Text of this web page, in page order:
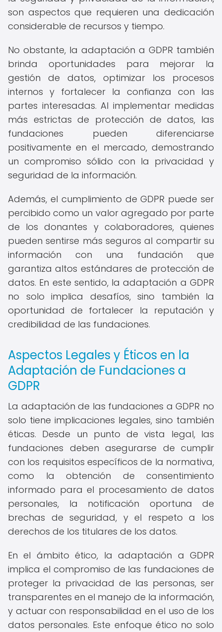
son aspectos que requieren una dedicación
considerable de recursos y tiempo.
No obstante, la adaptación a GDPR también
brinda oportunidades para mejorar la
gestión de datos, optimizar los procesos
internos y fortalecer la confianza con las
partes interesadas. Al implementar medidas
más estrictas de protección de datos, las
fundaciones pueden diferenciarse
positivamente en el mercado, demostrando
un compromiso sólido con la privacidad y
seguridad de la información.
Además, el cumplimiento de GDPR puede ser
percibido como un valor agregado por parte
de los donantes y colaboradores, quienes
pueden sentirse más seguros al compartir su
información con una fundación que
garantiza altos estándares de protección de
datos. En este sentido, la adaptación a GDPR
no solo implica desafíos, sino también la
oportunidad de fortalecer la reputación y
credibilidad de las fundaciones.
Aspectos Legales y Éticos en la
Adaptación de Fundaciones a
GDPR
La adaptación de las fundaciones a GDPR no
solo tiene implicaciones legales, sino también
éticas. Desde un punto de vista legal, las
fundaciones deben asegurarse de cumplir
con los requisitos específicos de la normativa,
como la obtención de consentimiento
informado para el procesamiento de datos
personales, la notificación oportuna de
brechas de seguridad, y el respeto a los
derechos de los titulares de los datos.
En el ámbito ético, la adaptación a GDPR
implica el compromiso de las fundaciones de
proteger la privacidad de las personas, ser
transparentes en el manejo de la información,
y actuar con responsabilidad en el uso de los
datos personales. Este enfoque ético no solo